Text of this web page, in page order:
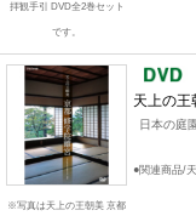
拝観手引 DVD全2巻セット
です。
※写真は天上の王朝美 京都
天上の王
日本の庭
●関連商品/